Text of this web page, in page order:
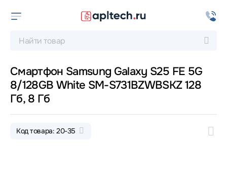
Смартфон Samsung Galaxy S25 FE 5G
8/128GB White SM-S731BZWBSKZ 128
Гб, 8 Гб
Код товара: 20-35